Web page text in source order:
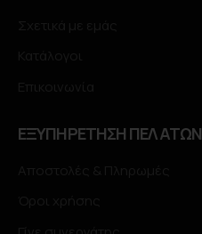
ΕΞΥΠΗΡΕΤΗΣΗ ΠΕΛΑΤΩΝ